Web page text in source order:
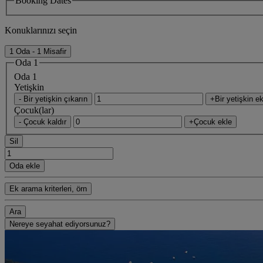
Konuklarınızı seçin
1 Oda - 1 Misafir
Oda 1
Oda 1
Yetişkin
- Bir yetişkin çıkarın +Bir yetişkin
Çocuk(lar)
- Çocuk kaldır +Çocuk ekle
Sil
Oda ekle
Ek arama kriterleri, örn
Ara
Nereye seyahat ediyorsunuz?